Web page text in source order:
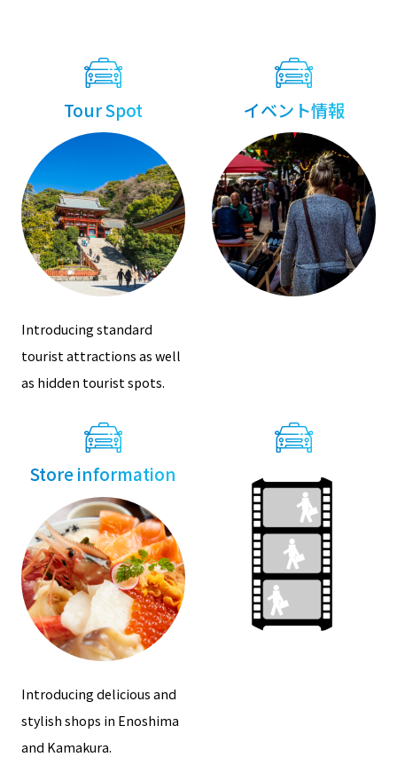
Tour Spot
Introducing standard
tourist attractions as well
as hidden tourist spots.
イベント情報
Store information
Introducing delicious and
stylish shops in Enoshima
and Kamakura.